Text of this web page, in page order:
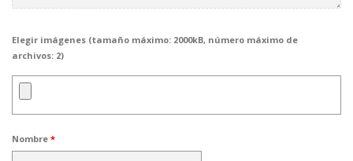
Elegir imágenes (tamaño máximo: 2000kB, número máximo de
archivos: 2)
Nombre *